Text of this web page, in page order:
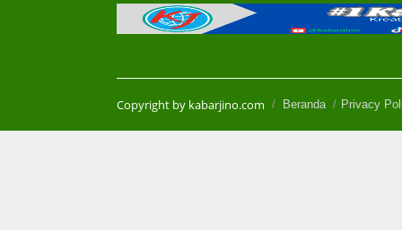
Copyright by kabarjino.com Beranda Privacy